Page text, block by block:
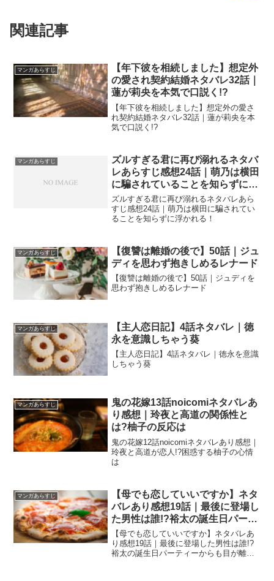
関連記事
マンガあらすじ
【年下彼を相続しました】想定外
の愛され契約結婚ネタバレ32話｜
蓮が莉央を本気で口説く!?
【年下彼を相続しました】想定外の愛さ
れ契約結婚ネタバレ32話｜蓮が莉央を本
気で口説く!?
マンガあらすじ
ズルすぎる君に再び溺れるネタバ
レあらすじ感想24話｜萌乃は横田
に騙されていることを知らずに浮
かれる！
ズルすぎる君に再び溺れるネタバレあら
すじ感想24話｜萌乃は横田に騙されてい
ることを知らずに浮かれる！
マンガあらすじ
【復讐は離婚の後で】50話｜ジュ
ディを思わず抱きしめるレナード
【復讐は離婚の後で】50話｜ジュディを
思わず抱きしめるレナード
マンガあらすじ
【主人恋日記】4話ネタバレ｜徳
永を意識しちゃう葵
【主人恋日記】4話ネタバレ｜徳永を意識
しちゃう葵
マンガあらすじ
鬼の花嫁13話noicomiネタバレあ
り感想｜玲夜と高道の関係性と
は?柚子の反応は
鬼の花嫁12話noicomiネタバレあり感想｜
玲夜と高道が恋人!?困惑する柚子の心情
は
マンガあらすじ
【母でも恋していいですか】ネタ
バレあり感想19話｜最後に登場し
た男性は誰!?裕太の誕生日パーテ
ィーからも目が離せません
【母でも恋していいですか】ネタバレあ
り感想19話｜最後に登場した男性は誰!?
裕太の誕生日パーティーからも目が離せ